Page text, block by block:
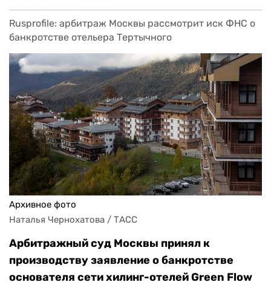
Rusprofile: арбитраж Москвы рассмотрит иск ФНС о
банкротстве отельера Тертычного
Архивное фото
Наталья Чернохатова / ТАСС
Арбитражный суд Москвы принял к
производству заявление о банкротстве
основателя сети хилинг-отелей Green Flow